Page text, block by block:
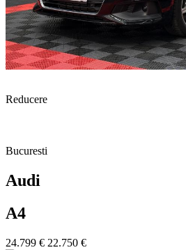
Reducere
Bucuresti
Audi
A4
24.799 € 22.750 €